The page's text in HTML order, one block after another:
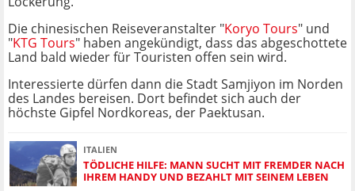
Die chinesischen Reiseveranstalter "Koryo Tours" und
"KTG Tours" haben angekündigt, dass das abgeschottete
Land bald wieder für Touristen offen sein wird.
Interessierte dürfen dann die Stadt Samjiyon im Norden
des Landes bereisen. Dort befindet sich auch der
höchste Gipfel Nordkoreas, der Paektusan.
ITALIEN
TÖDLICHE HILFE: MANN SUCHT MIT FREMDER NACH
IHREM HANDY UND BEZAHLT MIT SEINEM LEBEN